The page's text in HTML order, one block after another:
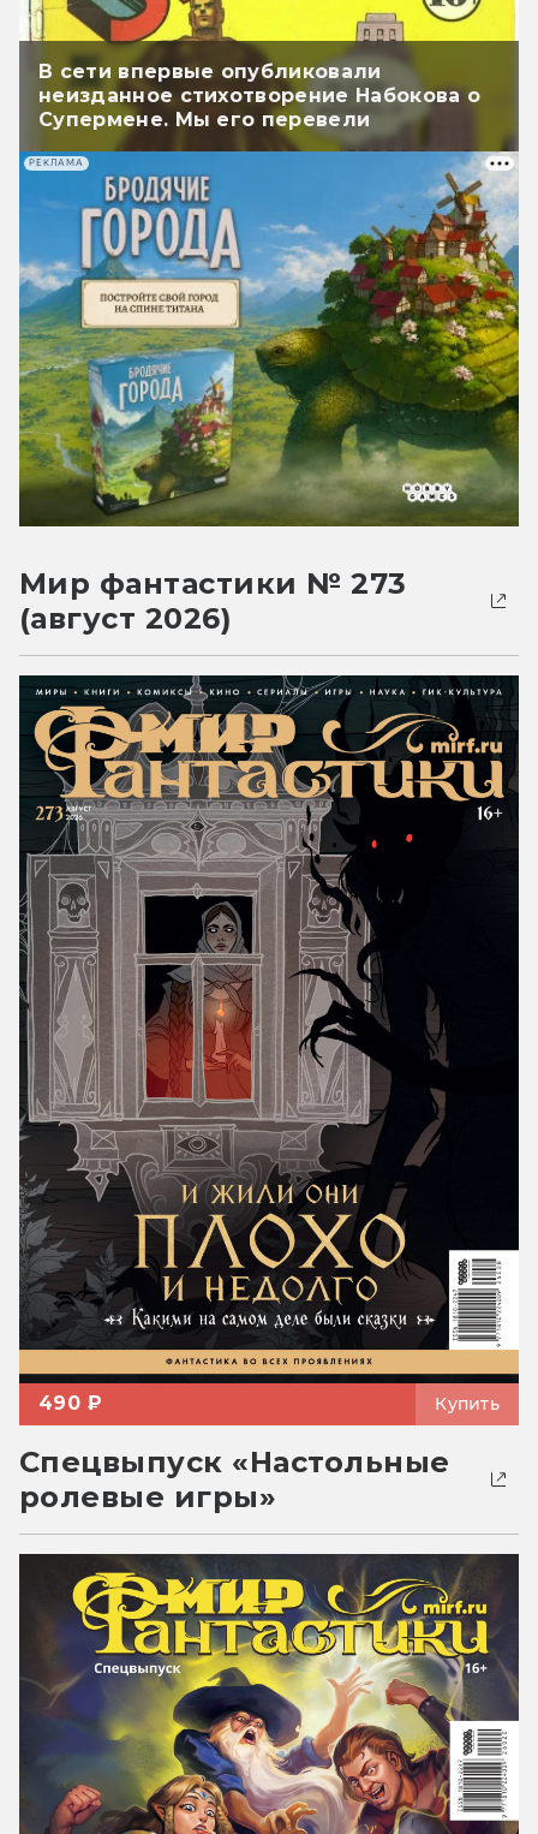
В сети впервые опубликовали
неизданное стихотворение Набокова о
Супермене. Мы его перевели
РЕКЛАМА
Мир фантастики № 273
(август 2026)
490 ₽ Купить
Спецвыпуск «Настольные
ролевые игры»